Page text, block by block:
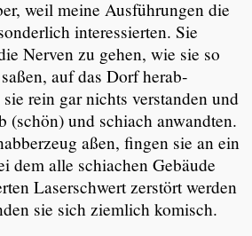
weil meine Ausfüh­rungen die
inter­es­sierten. Sie
Nerven zu gehen, wie sie so
auf das Dorf herab­
rein gar nichts verstanden und
(schön) und schiach anwandten.
aßen, fingen sie an ein
dem alle schiachen Gebäude
Laser­schwert zerstört werden
sie sich ziemlich komisch.